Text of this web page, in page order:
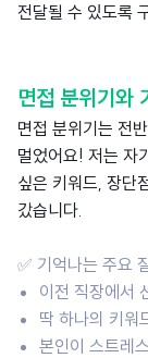
전달될 수 있도록
면접 분위기와
면접 분위기는 전
멀었어요! 저는 자
싶은 키워드, 장단
갔습니다.
✅ 기억나는 주요
이전 직장에서
딱 하나의 키워
본인이 스트레